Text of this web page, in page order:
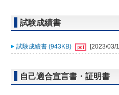
試験成績書
試験成績書 (943KB) [2023/03/
自己適合宣言書・証明書